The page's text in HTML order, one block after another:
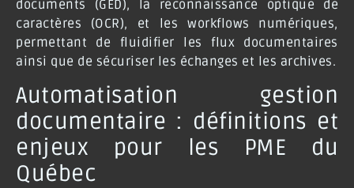
documents (GED), la reconnaissance optique de
caractères (OCR), et les workflows numériques,
permettant de fluidifier les flux documentaires
ainsi que de sécuriser les échanges et les archives.
Automatisation gestion
documentaire : définitions et
enjeux pour les PME du
Québec